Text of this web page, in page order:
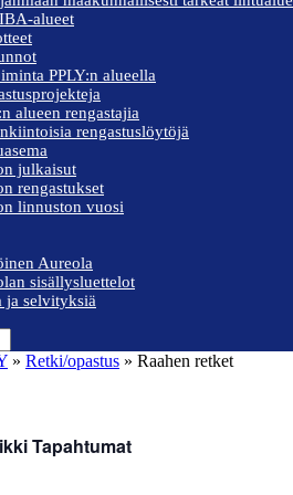
alueet
PPLY:n alueella
alueen rengastajia
rengastuslöytöjä
julkaisut
rengastukset
linnuston vuosi
Aureola
sisällysluettelot
ja selvityksiä
» Retki/opastus » Raahen retket
Tapahtumat